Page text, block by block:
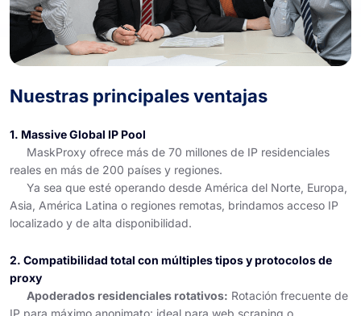
Nuestras principales ventajas
1. Massive Global IP Pool
MaskProxy ofrece más de 70 millones de IP residenciales
reales en más de 200 países y regiones.
Ya sea que esté operando desde América del Norte, Europa,
Asia, América Latina o regiones remotas, brindamos acceso IP
localizado y de alta disponibilidad.
2. Compatibilidad total con múltiples tipos y protocolos de
proxy
Apoderados residenciales rotativos: Rotación frecuente de
IP para máximo anonimato: ideal para web scraping o